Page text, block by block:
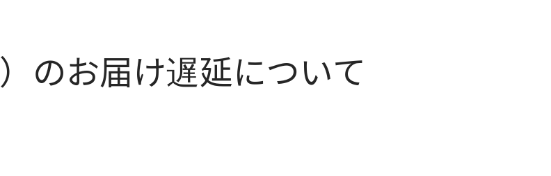
のお届け遅延について